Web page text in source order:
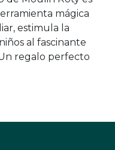
mágica
estimula la
al fascinante
regalo perfecto